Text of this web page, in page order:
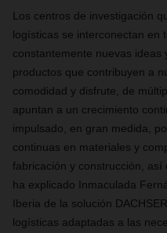
Los centros de investigación
logísticas se interconectan en
constantemente nuevas ideas
productos que contribuyen a
comodidad y disfrute, de
apuntan a un crecimiento
impulsado, en gran medida,
continuas en materiales y
fabricación y construcción, así
ha explicado Inmaculada
Iberia de la solución
logísticas adaptadas a las